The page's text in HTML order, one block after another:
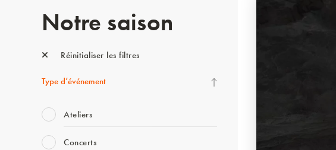
Notre saison
Réinitialiser les filtres
Type d’événement
Ateliers
Concerts